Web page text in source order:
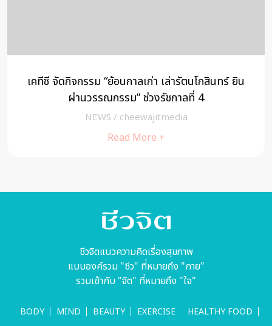
เคทีซี จัดกิจกรรม “ย้อนกาลเก่า เล่ารัตนโกสินทร์ ยิน
ผ่านวรรณกรรม” ช่วงรัชกาลที่ 4
NEWS / cheewajitmedia
Read More +
ชีวจิตแนวความคิดเรื่องสุขภาพ
แบบองค์รวม "ชีว" ที่หมายถึง "กาย"
รวมเข้ากับ "จิต" ที่หมายถึง "ใจ"
BODY MIND BEAUTY EXERCISE
HEALTHY FOOD